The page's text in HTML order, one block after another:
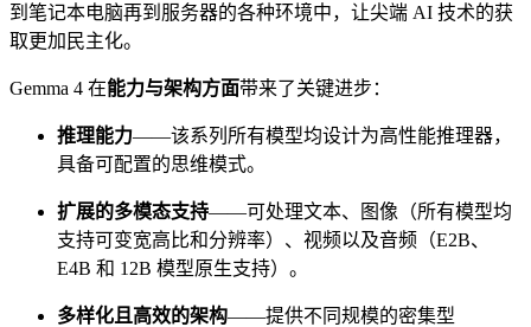
到笔记本电脑再到服务器的各种环境中，让尖端 AI 技术的获
取更加民主化。
Gemma 4 在能力与架构方面带来了关键进步：
推理能力——该系列所有模型均设计为高性能推理器，
具备可配置的思维模式。
扩展的多模态支持——可处理文本、图像（所有模型均
支持可变宽高比和分辨率）、视频以及音频（E2B、
E4B 和 12B 模型原生支持）。
多样化且高效的架构——提供不同规模的密集型